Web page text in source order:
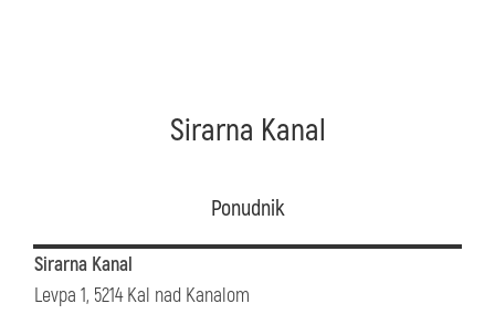
Sirarna Kanal
Ponudnik
Sirarna Kanal
Levpa 1, 5214 Kal nad Kanalom